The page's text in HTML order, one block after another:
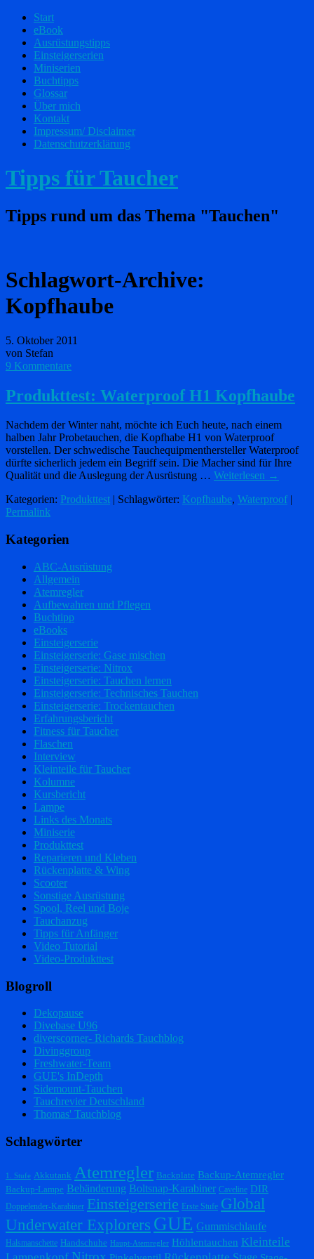
Start
eBook
Ausrüstungstipps
Einsteigerserien
Miniserien
Buchtipps
Glossar
Über mich
Kontakt
Impressum/ Disclaimer
Datenschutzerklärung
Tipps für Taucher
Tipps rund um das Thema "Tauchen"
Schlagwort-Archive:
Kopfhaube
5. Oktober 2011
von Stefan
9 Kommentare
Produkttest: Waterproof H1 Kopfhaube
Nachdem der Winter naht, möchte ich Euch heute, nach einem
halben Jahr Probetauchen, die Kopfhabe H1 von Waterproof
vorstellen. Der schwedische Tauchequipmenthersteller Waterproof
dürfte sicherlich jedem ein Begriff sein. Die Macher sind für Ihre
Qualität und die Auslegung der Ausrüstung … Weiterlesen →
Kategorien: Produkttest | Schlagwörter: Kopfhaube, Waterproof
Permalink
Kategorien
ABC-Ausrüstung
Allgemein
Atemregler
Aufbewahren und Pflegen
Buchtipp
eBooks
Einsteigerserie
Einsteigerserie: Gase mischen
Einsteigerserie: Nitrox
Einsteigerserie: Tauchen lernen
Einsteigerserie: Technisches Tauchen
Einsteigerserie: Trockentauchen
Erfahrungsbericht
Fitness für Taucher
Flaschen
Interview
Kleinteile für Taucher
Kolumne
Kursbericht
Lampe
Links des Monats
Miniserie
Produkttest
Reparieren und Kleben
Rückenplatte & Wing
Scooter
Sonstige Ausrüstung
Spool, Reel und Boje
Tauchanzug
Tipps für Anfänger
Video Tutorial
Video-Produkttest
Blogroll
Dekopause
Divebase U96
diverscorner- Richards Tauchblog
Divinggroup
Freshwater-Team
GUE's InDepth
Sidemount-Tauchen
Tauchrevier Deutschland
Thomas' Tauchblog
Schlagwörter
1. Stufe Akkutank Atemregler Backplate Backup-Atemregler
Backup-Lampe Bebänderung Boltsnap-Karabiner Caveline DIR
Doppelender-Karabiner Einsteigerserie Erste Stufe Global
Underwater Explorers GUE Gummischlaufe
Halsmanschette Handschuhe Haupt-Atemregler Höhlentauchen Kleinteile